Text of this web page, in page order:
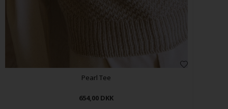
Pearl Tee
654,00 DKK